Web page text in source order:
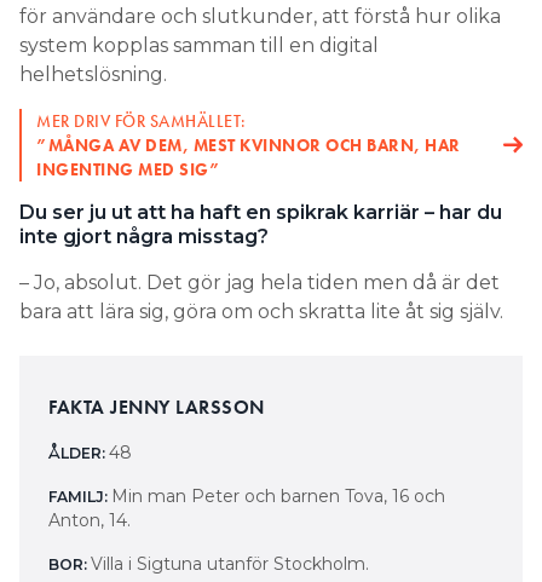
för användare och slutkunder, att förstå hur olika
system kopplas samman till en digital
helhetslösning.
MER DRIV FÖR SAMHÄLLET:
”MÅNGA AV DEM, MEST KVINNOR OCH BARN, HAR
INGENTING MED SIG”
Du ser ju ut att ha haft en spikrak karriär – har du
inte gjort några misstag?
– Jo, absolut. Det gör jag hela tiden men då är det
bara att lära sig, göra om och skratta lite åt sig själv.
FAKTA JENNY LARSSON
ÅLDER: 48
FAMILJ: Min man Peter och barnen Tova, 16 och
Anton, 14.
BOR: Villa i Sigtuna utanför Stockholm.